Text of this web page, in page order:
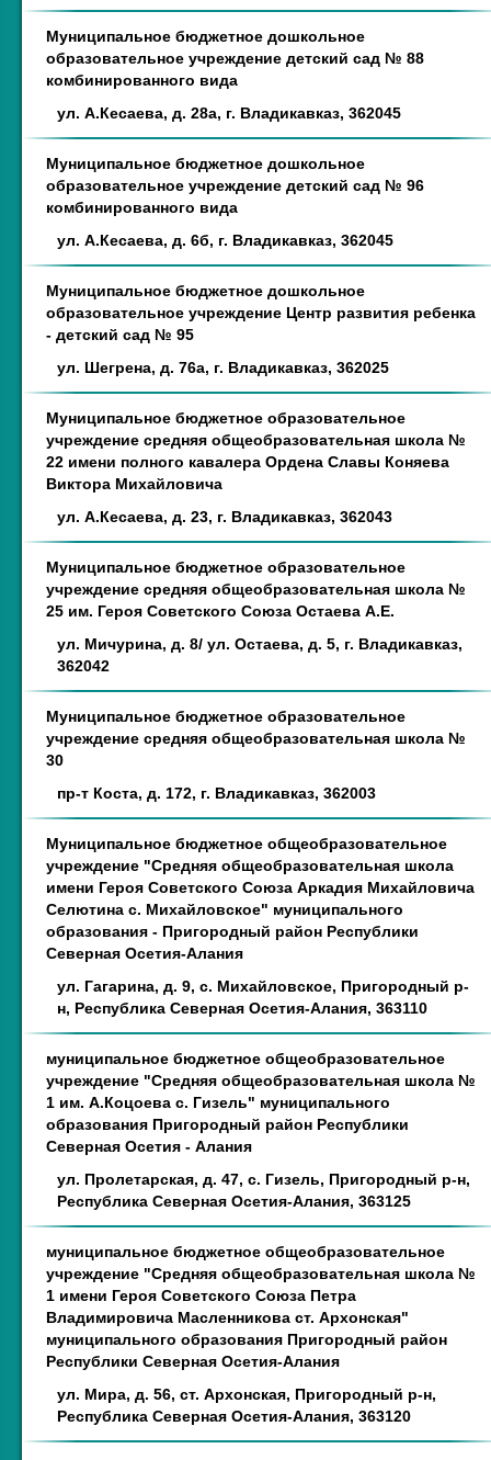
Муниципальное бюджетное дошкольное
образовательное учреждение детский сад № 88
комбинированного вида
ул. А.Кесаева, д. 28а, г. Владикавказ, 362045
Муниципальное бюджетное дошкольное
образовательное учреждение детский сад № 96
комбинированного вида
ул. А.Кесаева, д. 6б, г. Владикавказ, 362045
Муниципальное бюджетное дошкольное
образовательное учреждение Центр развития ребенка
- детский сад № 95
ул. Шегрена, д. 76а, г. Владикавказ, 362025
Муниципальное бюджетное образовательное
учреждение средняя общеобразовательная школа №
22 имени полного кавалера Ордена Славы Коняева
Виктора Михайловича
ул. А.Кесаева, д. 23, г. Владикавказ, 362043
Муниципальное бюджетное образовательное
учреждение средняя общеобразовательная школа №
25 им. Героя Советского Союза Остаева А.Е.
ул. Мичурина, д. 8/ ул. Остаева, д. 5, г. Владикавказ,
362042
Муниципальное бюджетное образовательное
учреждение средняя общеобразовательная школа №
30
пр-т Коста, д. 172, г. Владикавказ, 362003
Муниципальное бюджетное общеобразовательное
учреждение "Средняя общеобразовательная школа
имени Героя Советского Союза Аркадия Михайловича
Селютина с. Михайловское" муниципального
образования - Пригородный район Республики
Северная Осетия-Алания
ул. Гагарина, д. 9, с. Михайловское, Пригородный р-
н, Республика Северная Осетия-Алания, 363110
муниципальное бюджетное общеобразовательное
учреждение "Средняя общеобразовательная школа №
1 им. А.Коцоева с. Гизель" муниципального
образования Пригородный район Республики
Северная Осетия - Алания
ул. Пролетарская, д. 47, с. Гизель, Пригородный р-н,
Республика Северная Осетия-Алания, 363125
муниципальное бюджетное общеобразовательное
учреждение "Средняя общеобразовательная школа №
1 имени Героя Советского Союза Петра
Владимировича Масленникова ст. Архонская"
муниципального образования Пригородный район
Республики Северная Осетия-Алания
ул. Мира, д. 56, ст. Архонская, Пригородный р-н,
Республика Северная Осетия-Алания, 363120